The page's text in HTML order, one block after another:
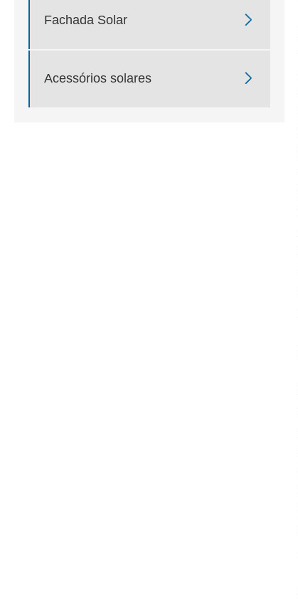
Fachada Solar 
Acessórios solares 